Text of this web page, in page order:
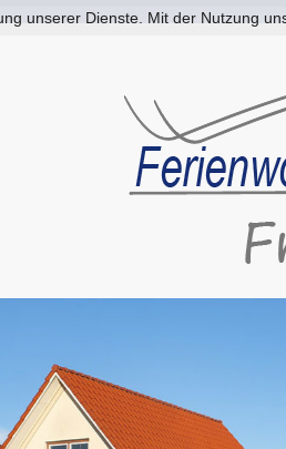
unserer Dienste. Mit der Nutzung